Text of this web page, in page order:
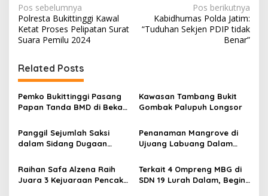
N
a
v
i
g
a
s
i
p
s
Pos sebelumnya
Polresta Bukittinggi Kawal
Ketat Proses Pelipatan Surat
Suara Pemilu 2024
Pos berikutnya
Kabidhumas Polda Jatim:
“Tuduhan Sekjen PDIP tidak
Benar”
Related Posts
Pemko Bukittinggi Pasang
Papan Tanda BMD di Bekas
Kawasan Tambang Bukit
Gombak Palupuh Longsor
Panggil Sejumlah Saksi
dalam Sidang Dugaan
Terdakwa Haji DS
Penanaman Mangrove di
Ujuang Labuang Dalam
Sedunia
Raihan Safa Alzena Raih
Juara 3 Kejuaraan Pencak
Terkait 4 Ompreng MBG di
SDN 19 Lurah Dalam, Begini